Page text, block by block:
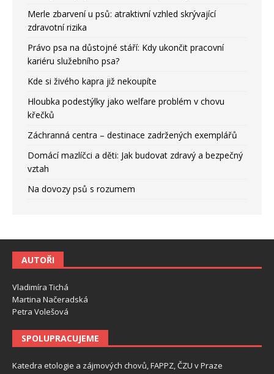
Merle zbarvení u psů: atraktivní vzhled skrývající
zdravotní rizika
Právo psa na důstojné stáří: Kdy ukončit pracovní
kariéru služebního psa?
Kde si živého kapra již nekoupíte
Hloubka podestýlky jako welfare problém v chovu
křečků
Záchranná centra – destinace zadržených exemplářů
Domácí mazlíčci a děti: Jak budovat zdravý a bezpečný
vztah
Na dovozy psů s rozumem
AUTOŘI
Vladimíra Tichá
Martina Načeradská
Petra Volešová
SPOLUPRACUJEME
Katedra etologie a zájmových chovů, FAPPZ, ČZU v Praze